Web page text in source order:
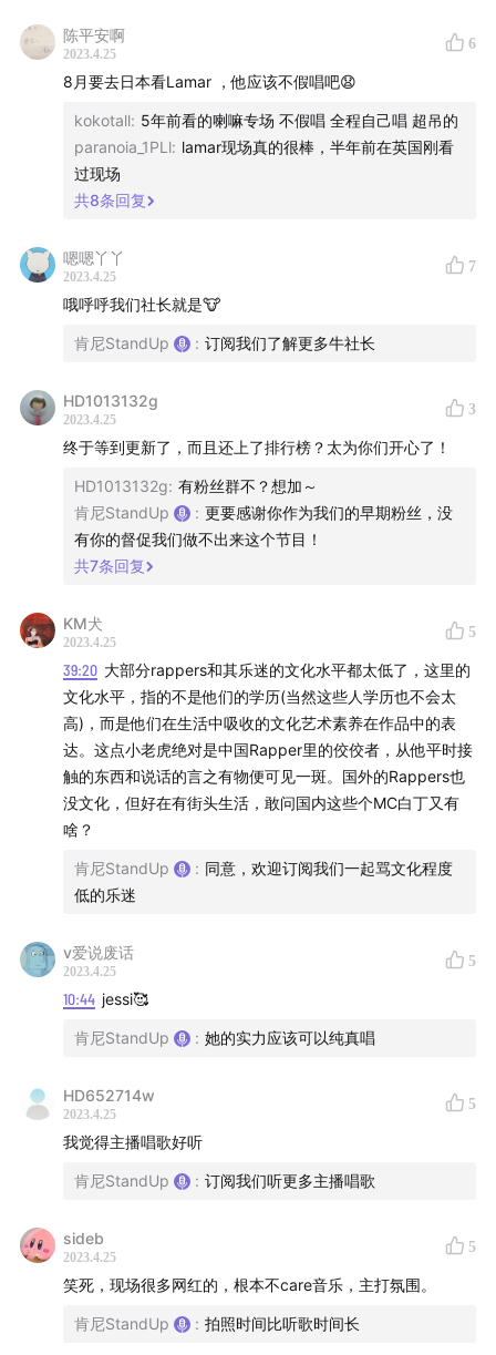
｜制作｜
策划/主播：肯尼
策划/剪辑/文案/宣发：布基
【肯定好听】一档由“Stand Up 起立”出品，专注简评最
新/最热/最经典的音乐表演，每期末尾将以肯尼独特视角
给出“好听指数”，满分5颗星，供各位参考。
陈平安啊
2023.4.25
6
8月要去日本看Lamar ，他应该不假唱吧😧
kokotall: 5年前看的喇嘛专场 不假唱 全程自己唱 超吊的
paranoia_1PLl: lamar现场真的很棒，半年前在英国刚看
过现场
共8条回复
嗯嗯丫丫
2023.4.25
7
哦呼呼我们社长就是🐮
肯尼StandUp : 订阅我们了解更多牛社长
HD1013132g
2023.4.25
3
终于等到更新了，而且还上了排行榜？太为你们开心了！
HD1013132g: 有粉丝群不？想加～
肯尼StandUp
: 更要感谢你作为我们的早期粉丝，没
有你的督促我们做不出来这个节目！
共7条回复
KM犬
2023.4.25
5
39:20 大部分rappers和其乐迷的文化水平都太低了，这里的
文化水平，指的不是他们的学历(当然这些人学历也不会太
高)，而是他们在生活中吸收的文化艺术素养在作品中的表
达。这点小老虎绝对是中国Rapper里的佼佼者，从他平时接
触的东西和说话的言之有物便可见一斑。国外的Rappers也
没文化，但好在有街头生活，敢问国内这些个MC白丁又有
啥？
肯尼StandUp : 同意，欢迎订阅我们一起骂文化程度
低的乐迷
v爱说废话
2023.4.25
5
10:44 jessi🥰
肯尼StandUp : 她的实力应该可以纯真唱
HD652714w
2023.4.25
5
我觉得主播唱歌好听
肯尼StandUp : 订阅我们听更多主播唱歌
sideb
2023.4.25
5
笑死，现场很多网红的，根本不care音乐，主打氛围。
肯尼StandUp : 拍照时间比听歌时间长